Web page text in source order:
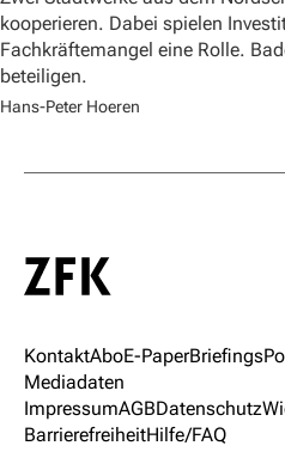
kooperieren. Dabei spielen
Fachkräftemangel eine Rolle.
beteiligen.
Hans-Peter Hoeren
KontaktAboE-PaperBriefings
Mediadaten
ImpressumAGBDatenschutz
BarrierefreiheitHilfe/FAQ